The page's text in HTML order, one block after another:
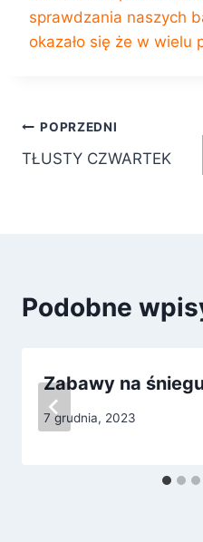
sprawdzania naszych
okazało się że w wielu
Nawigacja
wpisu
POPRZEDNI
TŁUSTY CZWARTEK
Podobne
Zabawy na
7 grudnia, 2023